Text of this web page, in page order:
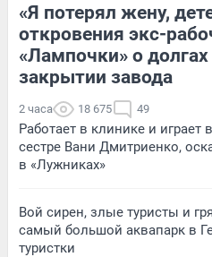
«Я потерял жену,
откровения экс-
«Лампочки» о долгах
закрытии завода
2 часа 18 675 49
Работает в клинике и играет
сестре Вани Дмитриенко,
в «Лужниках»
Вой сирен, злые туристы и
самый большой аквапарк в
туристки